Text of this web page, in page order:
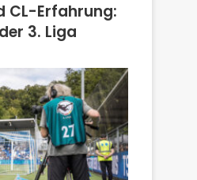
CL-Erfahrung:
3. Liga